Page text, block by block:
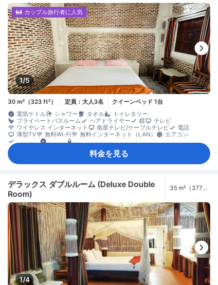
1/5
カップル旅行者に人気
30 m²（323 ft²） 定員：大人3名
クイーンベッド 1台
電気ケトル
シャワー タオル
トイレタリー
プライベートバスルーム
ヘアドライヤー 鏡
テレビ
ワイヤレス インターネット
衛星テレビ/ケーブルテレビ
電話
薄型TV
無料Wi-Fi 無料インターネット（LAN）
エアコン
リネン類
ケトル
飲料水ボトル（無料）
冷蔵庫
折りたたみベッド
窓側
料金を見る
デラックス ダブルルーム (Deluxe Double
Room)
35 m²（377
1/4